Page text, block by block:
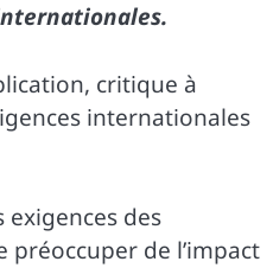
critique à
internationales
des
de l’impact